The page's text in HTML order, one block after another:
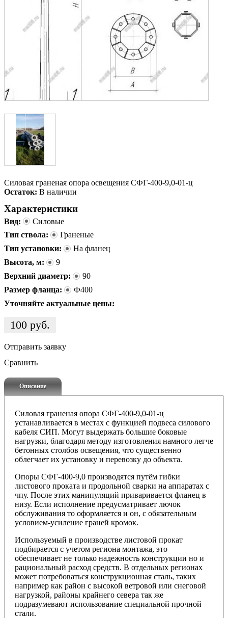
Силовая граненая опора освещения СФГ-400-9,0-01-ц
Остаток: В наличии
Характеристики
Вид:
Силовые
Тип ствола:
Граненые
Тип установки:
На фланец
Высота, м:
9
Верхний диаметр:
90
Размер фланца:
Ф400
Уточняйте актуальные цены:
100 руб.
Отправить заявку
Сравнить
Описание
Силовая граненая опора СФГ-400-9,0-01-ц
устанавливается в местах с функцией подвеса силового
кабеля СИП. Могут выдержать большие боковые
нагрузки, благодаря методу изготовления намного легче
бетонных столбов освещения, что существенно
облегчает их установку и перевозку до объекта.
Опоры СФГ-400-9,0 производятся путём гибки
листового проката и продольной сварки на аппаратах с
чпу. После этих манипуляций приваривается фланец в
низу. Если исполнение предусматривает лючок
обслуживания то оформляется и он, с обязательным
условием-усиление граней кромок.
Используемый в производстве листовой прокат
подбирается с учетом региона монтажа, это
обеспечивает не только надежность конструкции но и
рациональный расход средств. В отдельных регионах
может потребоваться конструкционная сталь, таких
например как район с высокой ветровой или снеговой
нагрузкой, районы крайнего севера так же
подразумевают использование специальной прочной
стали.